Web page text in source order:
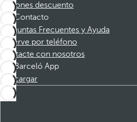
Cupones descuento
Contacto
Preguntas Frecuentes y Ayuda
Reserve por teléfono
Contacte con nosotros
Barceló App
Descargar